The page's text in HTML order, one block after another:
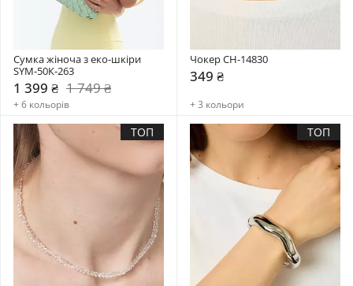
Сумка жіноча з еко-шкіри
SYM-50К-263
1 399 ₴ 1 749 ₴
+ 6 кольорів
Чокер CH-14830
349 ₴
+ 3 кольори
ТОП ТОП